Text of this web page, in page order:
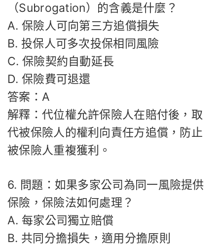
（Subrogation）的含義是什麼？
A. 保險人可向第三方追償損失
B. 投保人可多次投保相同風險
C. 保險契約自動延長
D. 保險費可退還
答案：A
解釋：代位權允許保險人在賠付後，取
代被保險人的權利向責任方追償，防止
被保險人重複獲利。
6. 問題：如果多家公司為同一風險提供
保險，保險法如何處理？
A. 每家公司獨立賠償
B. 共同分擔損失，適用分擔原則